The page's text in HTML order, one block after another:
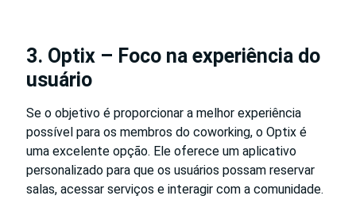
3. Optix – Foco na experiência do
usuário
Se o objetivo é proporcionar a melhor experiência
possível para os membros do coworking, o Optix é
uma excelente opção. Ele oferece um aplicativo
personalizado para que os usuários possam reservar
salas, acessar serviços e interagir com a comunidade.